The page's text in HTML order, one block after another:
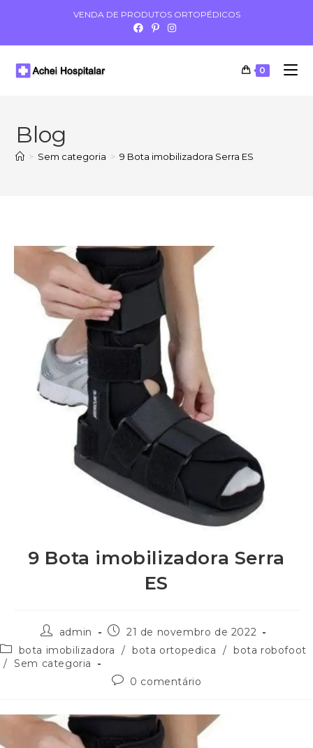
VENDA DE PRODUTOS ORTOPÉDICOS
0
Blog
> Sem categoria > 9 Bota imobilizadora Serra ES
9 Bota imobilizadora Serra
ES
admin
21 de novembro de 2022
bota imobilizadora
/ bota ortopedica / bota robofoot
/ Sem categoria
0 comentário